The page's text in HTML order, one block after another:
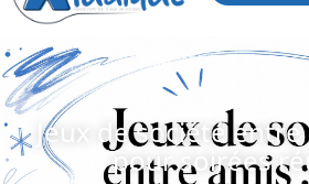
Jeux de société
pour soirées